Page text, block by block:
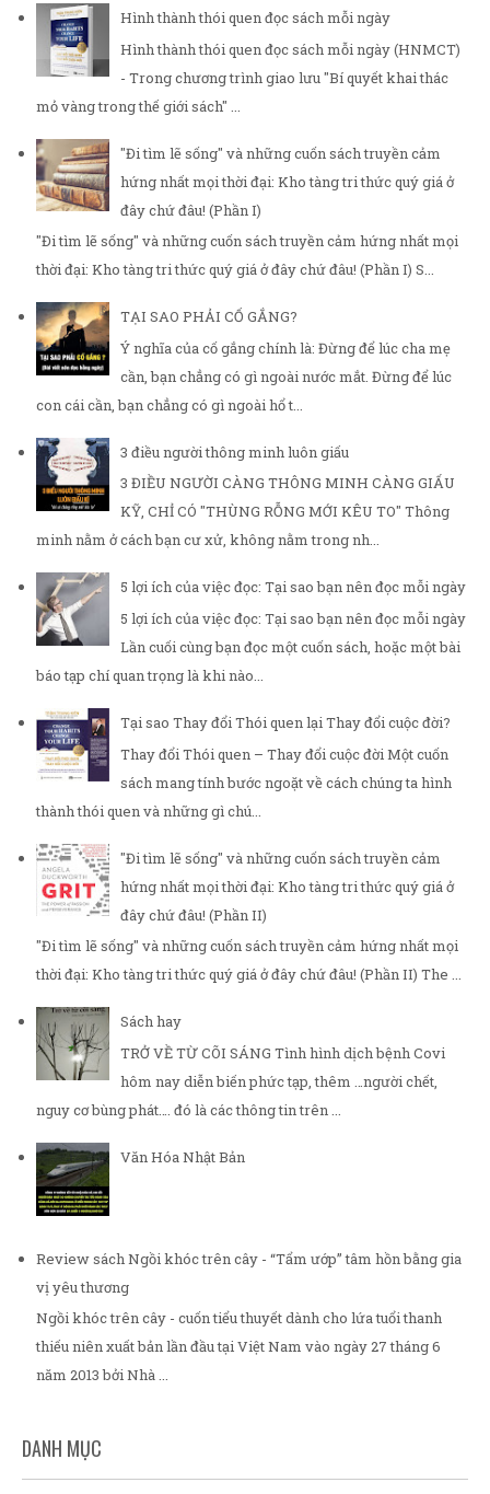
Hình thành thói quen đọc sách mỗi ngày
Hình thành thói quen đọc sách mỗi ngày (HNMCT)
- Trong chương trình giao lưu "Bí quyết khai thác
mỏ vàng trong thế giới sách" ...
"Đi tìm lẽ sống" và những cuốn sách truyền cảm
hứng nhất mọi thời đại: Kho tàng tri thức quý giá ở
đây chứ đâu! (Phần I)
"Đi tìm lẽ sống" và những cuốn sách truyền cảm hứng nhất mọi
thời đại: Kho tàng tri thức quý giá ở đây chứ đâu! (Phần I) S...
TẠI SAO PHẢI CỐ GẮNG?
Ý nghĩa của cố gắng chính là: Đừng để lúc cha mẹ
cần, bạn chẳng có gì ngoài nước mắt. Đừng để lúc
con cái cần, bạn chẳng có gì ngoài hổ t...
3 điều người thông minh luôn giấu
3 ĐIỀU NGƯỜI CÀNG THÔNG MINH CÀNG GIẤU
KỸ, CHỈ CÓ "THÙNG RỖNG MỚI KÊU TO" Thông
minh nằm ở cách bạn cư xử, không nằm trong nh...
5 lợi ích của việc đọc: Tại sao bạn nên đọc mỗi ngày
5 lợi ích của việc đọc: Tại sao bạn nên đọc mỗi ngày
Lần cuối cùng bạn đọc một cuốn sách, hoặc một bài
báo tạp chí quan trọng là khi nào...
Tại sao Thay đổi Thói quen lại Thay đổi cuộc đời?
Thay đổi Thói quen – Thay đổi cuộc đời Một cuốn
sách mang tính bước ngoặt về cách chúng ta hình
thành thói quen và những gì chú...
"Đi tìm lẽ sống" và những cuốn sách truyền cảm
hứng nhất mọi thời đại: Kho tàng tri thức quý giá ở
đây chứ đâu! (Phần II)
"Đi tìm lẽ sống" và những cuốn sách truyền cảm hứng nhất mọi
thời đại: Kho tàng tri thức quý giá ở đây chứ đâu! (Phần II) The ...
Sách hay
TRỞ VỀ TỪ CÕI SÁNG Tình hình dịch bệnh Covi
hôm nay diễn biến phức tạp, thêm …người chết,
nguy cơ bùng phát…. đó là các thông tin trên ...
Văn Hóa Nhật Bản
Review sách Ngồi khóc trên cây - “Tẩm ướp” tâm hồn bằng gia
vị yêu thương
Ngồi khóc trên cây - cuốn tiểu thuyết dành cho lứa tuổi thanh
thiếu niên xuất bản lần đầu tại Việt Nam vào ngày 27 tháng 6
năm 2013 bởi Nhà ...
DANH MỤC